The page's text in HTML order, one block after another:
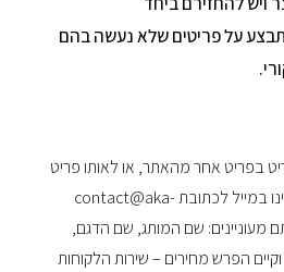
על פריטים שלא נעשה בהם
בפריט אחר מהאתר, או לאותו פריט
במייל לכתובתcontact@aka-
מעוניינים: שם המותג, שם הדגם,
הפרש מחירים – שירות הלקוחות